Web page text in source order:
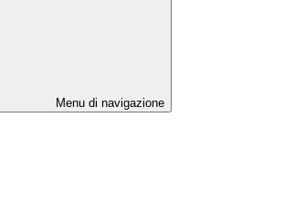
Menu di navigazione